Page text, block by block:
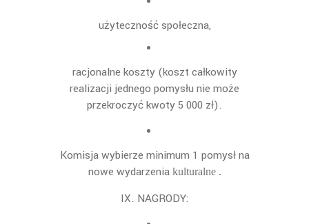
użyteczność społeczna,
racjonalne koszty (koszt całkowity
realizacji jednego pomysłu nie może
przekroczyćkwoty 5 000 zł).
Komisja wybierze minimum 1 pomysł na
nowe wydarzenia kulturalne .
IX. NAGRODY: